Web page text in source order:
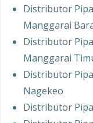
Distributor
Manggarai
Distributor
Manggarai
Distributor
Nagekeo
Distributor